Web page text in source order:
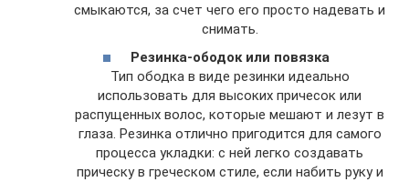
смыкаются, за счет чего его просто надевать и
снимать.
Резинка-ободок или повязка
Тип ободка в виде резинки идеально
использовать для высоких причесок или
распущенных волос, которые мешают и лезут в
глаза. Резинка отлично пригодится для самого
процесса укладки: с ней легко создавать
прическу в греческом стиле, если набить руку и